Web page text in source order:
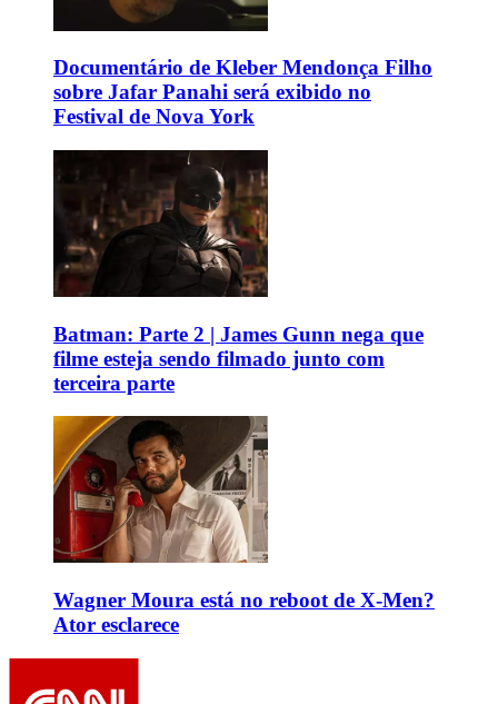
Documentário de Kleber Mendonça Filho
sobre Jafar Panahi será exibido no
Festival de Nova York
Batman: Parte 2 | James Gunn nega que
filme esteja sendo filmado junto com
terceira parte
Wagner Moura está no reboot de X-Men?
Ator esclarece